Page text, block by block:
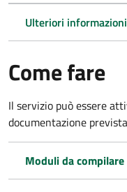
Ulteriori informazioni
Come fare
Il servizio può essere
documentazione
Moduli da